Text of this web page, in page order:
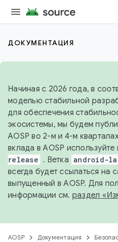
ДОКУМЕНТАЦИЯ
Начиная с 2026 года, в
моделью стабильной
для обеспечения
экосистемы, мы будем
AOSP во 2-м и 4-м
вклада в AOSP используйте
release . Ветка android-
всегда будет ссылаться на
выпущенный в AOSP. Для
информации см. раздел
AOSP Документация